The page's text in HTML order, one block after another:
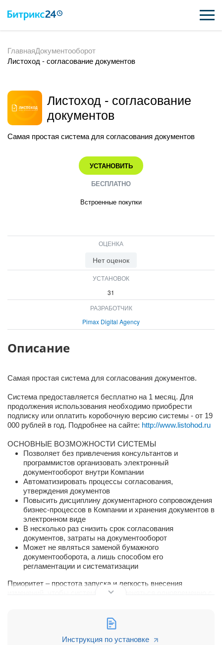
ВОЗМОЖНОСТИ
ИНТЕГРАЦИИ
ВНЕДРЕНИЕ
ПОДДЕРЖКА
ПОЛУЧИТЬ БЕСПЛАТНО
ВХОД
ГлавнаяДокументооборот
Листоход - согласование документов
Листоход - согласование
документов
Самая простая система для согласования документов
УСТАНОВИТЬ
БЕСПЛАТНО
Встроенные покупки
ОЦЕНКА
Нет оценок
УСТАНОВОК
31
РАЗРАБОТЧИК
Pimax Digital Agency
Описание
Самая простая система для согласования документов.
Система предоставляется бесплатно на 1 месяц. Для
продолжения использования необходимо приобрести
подписку или оплатить коробочную версию системы - от 19
000 рублей в год. Подробнее на сайте: http://www.listohod.ru
ОСНОВНЫЕ ВОЗМОЖНОСТИ СИСТЕМЫ
Позволяет без привлечения консультантов и
программистов организовать электронный
документооборот внутри Компании
Автоматизировать процессы согласования,
утверждения документов
Повысить дисциплину документарного сопровождения
бизнес-процессов в Компании и хранения документов в
электронном виде
В несколько раз снизить срок согласования
документов, затраты на документооборот
Может не являться заменой бумажного
документооборота, а лишь способом его
регламентации и систематизации
Приоритет – простота запуска и легкость внесения
изменений, чтобы система могла меняться одновременно с
ПРОСТОТА СИСТЕМЫ – ПРЕИМУЩЕСТВО
Внедрение за несколько дней
Коробочная версия не требует настроек под Компанию
Инструкция по установке